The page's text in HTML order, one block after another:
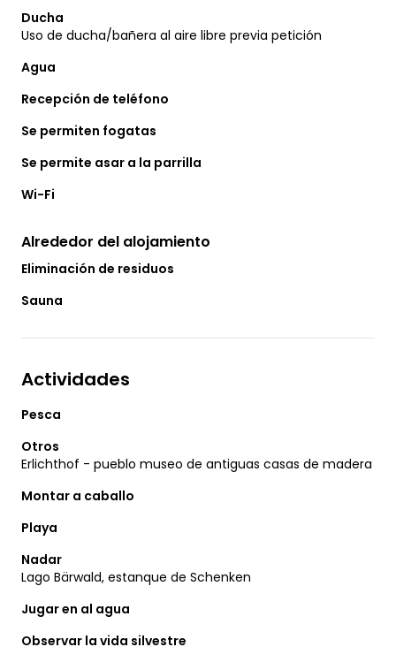
Ducha
Uso de ducha/bañera al aire libre previa petición
Agua
Recepción de teléfono
Se permiten fogatas
Se permite asar a la parrilla
Wi-Fi
Alrededor del alojamiento
Eliminación de residuos
Sauna
Actividades
Pesca
Otros
Erlichthof - pueblo museo de antiguas casas de madera
Montar a caballo
Playa
Nadar
Lago Bärwald, estanque de Schenken
Jugar en al agua
Observar la vida silvestre